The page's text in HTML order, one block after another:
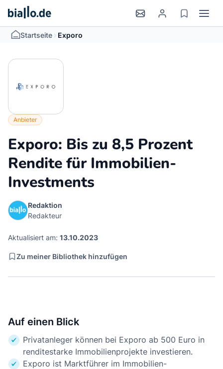
Startseite > Exporo
Anbieter
Exporo: Bis zu 8,5 Prozent
Rendite für Immobilien-
Investments
Redaktion
Redakteur
Aktualisiert am: 13.10.2023
Zu meiner Bibliothek hinzufügen
Auf einen Blick
Privatanleger können bei Exporo ab 500 Euro in
renditestarke Immobilienprojekte investieren.
Exporo ist Marktführer im Immobilien-